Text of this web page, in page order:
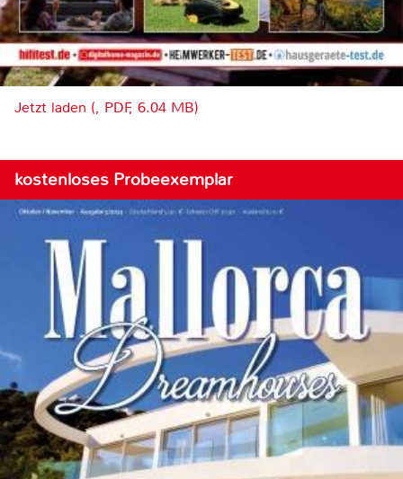
Jetzt laden (, PDF, 6.04 MB)
kostenloses Probeexemplar